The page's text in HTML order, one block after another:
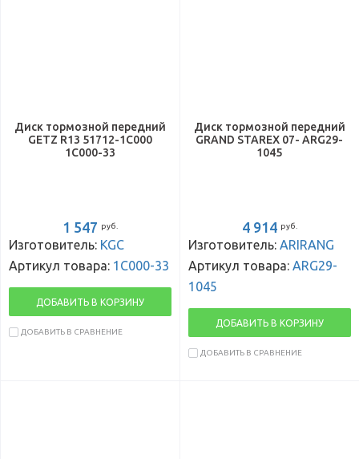
Диск тормозной передний
GETZ R13 51712-1C000
1C000-33
1 547 руб.
Изготовитель: KGC
Артикул товара: 1C000-33
ДОБАВИТЬ В КОРЗИНУ
ДОБАВИТЬ В СРАВНЕНИЕ
Диск тормозной передний
GRAND STAREX 07- ARG29-
1045
4 914 руб.
Изготовитель: ARIRANG
Артикул товара: ARG29-
1045
ДОБАВИТЬ В КОРЗИНУ
ДОБАВИТЬ В СРАВНЕНИЕ